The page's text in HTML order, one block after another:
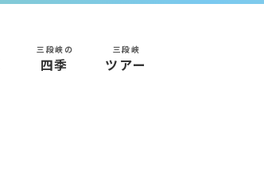
三段峡の
四季
三段峡
ツアー